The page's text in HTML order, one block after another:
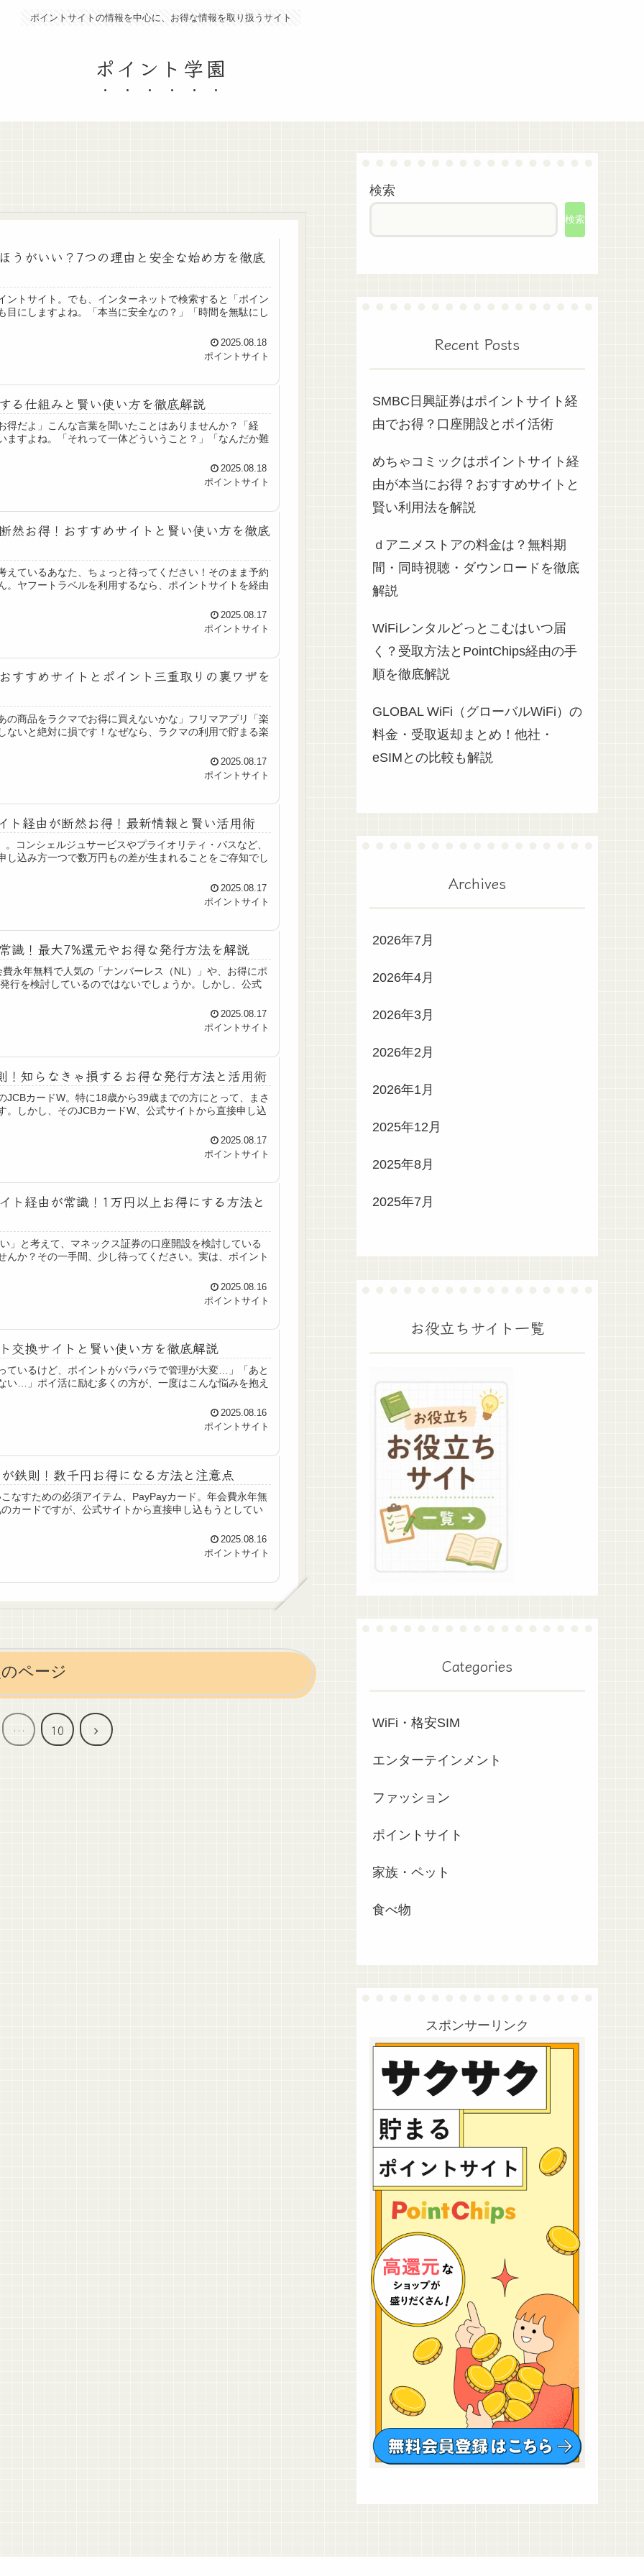
ポイントサイトの情報を中心に、お得な情報を取り扱うサイト
ポイント学園
うがいい？7つの理由と安全な始め方を徹底
トサイト。でも、インターネットで検索すると「ポイン
にしますよね。「本当に安全なの？」「時間を無駄にし
2025.08.18
ポイントサイト
る仕組みと賢い使い方を徹底解説
だよ」こんな言葉を聞いたことはありませんか？「経
すよね。「それって一体どういうこと？」「なんだか難
2025.08.18
ポイントサイト
然お得！おすすめサイトと賢い使い方を徹底
ているあなた、ちょっと待ってください！そのまま予約
ヤフートラベルを利用するなら、ポイントサイトを経由
2025.08.17
ポイントサイト
すすめサイトとポイント三重取りの裏ワザを
商品をラクマでお得に買えないかな」フリマアプリ「楽
いと絶対に損です！なぜなら、ラクマの利用で貯まる楽
2025.08.17
ポイントサイト
ト経由が断然お得！最新情報と賢い活用術
コンシェルジュサービスやプライオリティ・パスなど、
込み方一つで数万円もの差が生まれることをご存知でし
2025.08.17
ポイントサイト
識！最大7%還元やお得な発行方法を解説
永年無料で人気の「ナンバーレス（NL）」や、お得にポ
行を検討しているのではないでしょうか。しかし、公式
2025.08.17
ポイントサイト
知らなきゃ損するお得な発行方法と活用術
カードW。特に18歳から39歳までの方にとって、まさ
しかし、そのJCBカードW、公式サイトから直接申し込
2025.08.17
ポイントサイト
ト経由が常識！1万円以上お得にする方法と
」と考えて、マネックス証券の口座開設を検討している
か？その一手間、少し待ってください。実は、ポイント
2025.08.16
ポイントサイト
交換サイトと賢い使い方を徹底解説
ているけど、ポイントがバラバラで管理が大変…」「あと
…」ポイ活に励む多くの方が、一度はこんな悩みを抱え
2025.08.16
ポイントサイト
鉄則！数千円お得になる方法と注意点
なすための必須アイテム、PayPayカード。年会費永年無
カードですが、公式サイトから直接申し込もうとしてい
2025.08.16
ポイントサイト
ページ
… 10
次
検索
検索
Recent Posts
SMBC日興証券はポイントサイト経
由でお得？口座開設とポイ活術
めちゃコミックはポイントサイト経
由が本当にお得？おすすめサイトと
賢い利用法を解説
ｄアニメストアの料金は？無料期
間・同時視聴・ダウンロードを徹底
解説
WiFiレンタルどっとこむはいつ届
く？受取方法とPointChips経由の手
順を徹底解説
GLOBAL WiFi（グローバルWiFi）の
料金・受取返却まとめ！他社・
eSIMとの比較も解説
Archives
2026年7月
2026年4月
2026年3月
2026年2月
2026年1月
2025年12月
2025年8月
2025年7月
お役立ちサイト一覧
Categories
WiFi・格安SIM
エンターテインメント
ファッション
ポイントサイト
家族・ペット
食べ物
スポンサーリンク